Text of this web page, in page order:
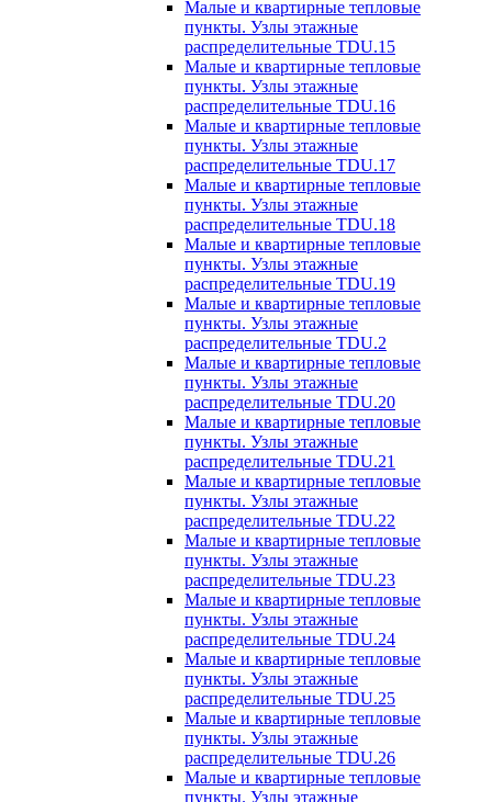
Малые и квартирные тепловые
пункты. Узлы этажные
распределительные TDU.15
Малые и квартирные тепловые
пункты. Узлы этажные
распределительные TDU.16
Малые и квартирные тепловые
пункты. Узлы этажные
распределительные TDU.17
Малые и квартирные тепловые
пункты. Узлы этажные
распределительные TDU.18
Малые и квартирные тепловые
пункты. Узлы этажные
распределительные TDU.19
Малые и квартирные тепловые
пункты. Узлы этажные
распределительные TDU.2
Малые и квартирные тепловые
пункты. Узлы этажные
распределительные TDU.20
Малые и квартирные тепловые
пункты. Узлы этажные
распределительные TDU.21
Малые и квартирные тепловые
пункты. Узлы этажные
распределительные TDU.22
Малые и квартирные тепловые
пункты. Узлы этажные
распределительные TDU.23
Малые и квартирные тепловые
пункты. Узлы этажные
распределительные TDU.24
Малые и квартирные тепловые
пункты. Узлы этажные
распределительные TDU.25
Малые и квартирные тепловые
пункты. Узлы этажные
распределительные TDU.26
Малые и квартирные тепловые
пункты. Узлы этажные